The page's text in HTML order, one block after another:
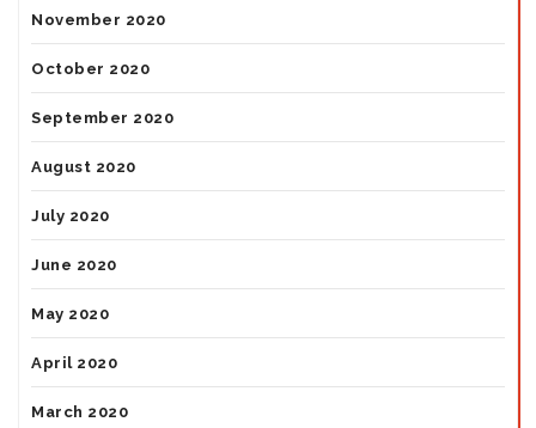
November 2020
October 2020
September 2020
August 2020
July 2020
June 2020
May 2020
April 2020
March 2020